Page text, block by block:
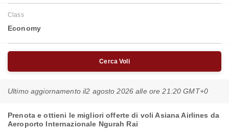
Class
Economy
Cerca Voli
Ultimo aggiornamento il2 agosto 2026 alle ore 21:20 GMT+0
Prenota e ottieni le migliori offerte di voli Asiana Airlines da
Aeroporto Internazionale Ngurah Rai